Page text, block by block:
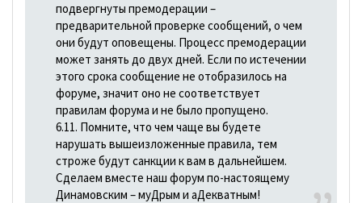
подвергнуты премодерации –
предварительной проверке сообщений, о чем
они будут оповещены. Процесс премодерации
может занять до двух дней. Если по истечении
этого срока сообщение не отобразилось на
форуме, значит оно не соответствует
правилам форума и не было пропущено.
6.11. Помните, что чем чаще вы будете
нарушать вышеизложенные правила, тем
строже будут санкции к вам в дальнейшем.
Сделаем вместе наш форум по-настоящему
Динамовским – муДрым и аДекватным!